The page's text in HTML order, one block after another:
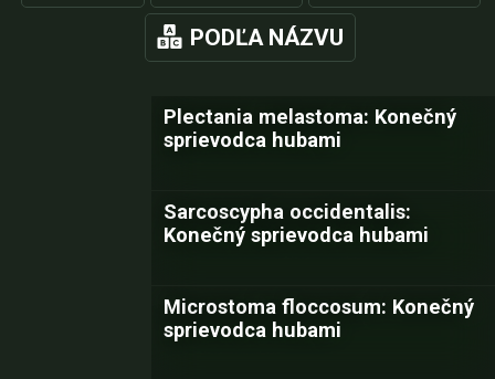
PODĽA NÁZVU
Plectania melastoma: Konečný
sprievodca hubami
Sarcoscypha occidentalis:
Konečný sprievodca hubami
Microstoma floccosum: Konečný
sprievodca hubami